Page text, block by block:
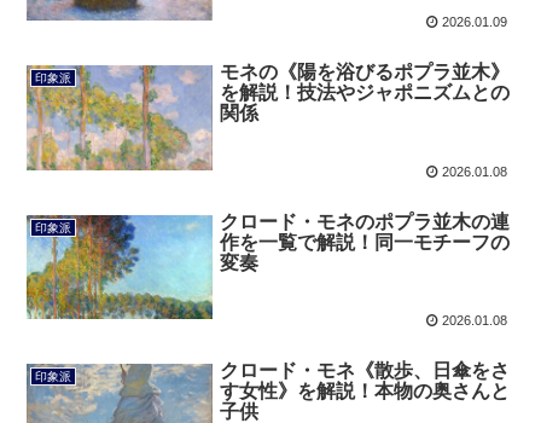
2026.01.09
印象派
モネの《陽を浴びるポプラ並木》
を解説！技法やジャポニズムとの
関係
2026.01.08
印象派
クロード・モネのポプラ並木の連
作を一覧で解説！同一モチーフの
変奏
2026.01.08
印象派
クロード・モネ《散歩、日傘をさ
す女性》を解説！本物の奥さんと
子供